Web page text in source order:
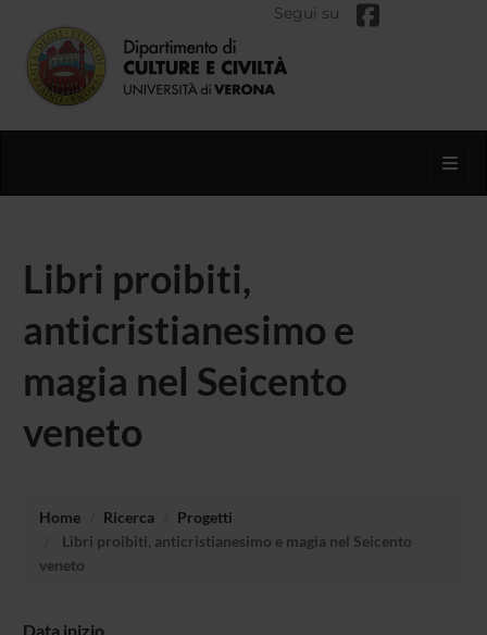
Segui su
Libri proibiti,
anticristianesimo e
magia nel Seicento
veneto
Home Ricerca
Progetti
Libri proibiti, anticristianesimo e magia nel Seicento
veneto
Data inizio